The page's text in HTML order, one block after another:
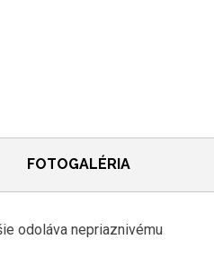
FOTOGALÉRIA
odoláva nepriaznivému